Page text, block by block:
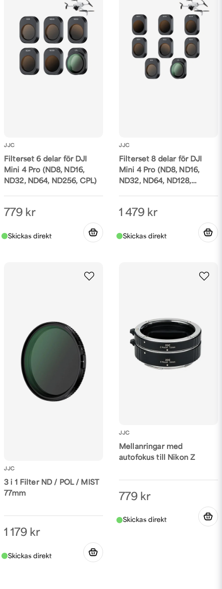
JJC
Filterset 6 delar för DJI
Mini 4 Pro (ND8, ND16,
ND32, ND64, ND256, CPL)
779 kr
JJC
Filterset 8 delar för DJI
Mini 4 Pro (ND8, ND16,
ND32, ND64, ND128,
1 479 kr
JJC
3 i 1 Filter ND / POL / MIST
77mm
1 179 kr
JJC
Mellanringar med
autofokus till Nikon Z
779 kr